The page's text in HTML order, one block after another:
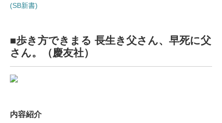
(SB新書)
■歩き方できまる 長生き父さん、早死に父
さん。（慶友社）
内容紹介